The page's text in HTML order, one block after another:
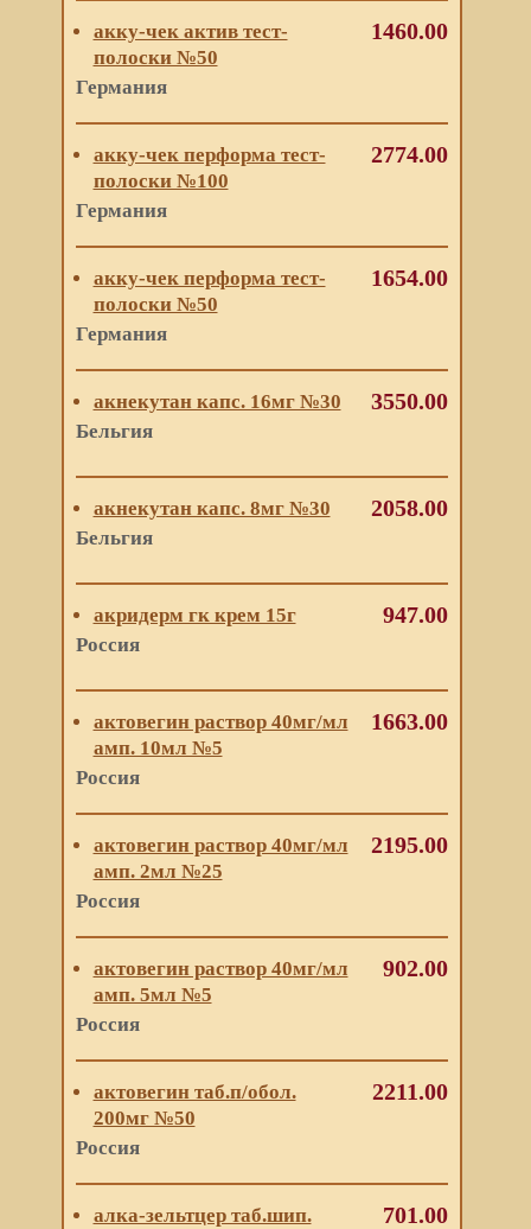
акку-чек актив тест-
полоски №50
Германия
1460.00
акку-чек перформа тест-
полоски №100
Германия
2774.00
акку-чек перформа тест-
полоски №50
Германия
1654.00
акнекутан капс. 16мг №30
Бельгия
3550.00
акнекутан капс. 8мг №30
Бельгия
2058.00
акридерм гк крем 15г
Россия
947.00
актовегин раствор 40мг/мл
амп. 10мл №5
Россия
1663.00
актовегин раствор 40мг/мл
амп. 2мл №25
Россия
2195.00
актовегин раствор 40мг/мл
амп. 5мл №5
Россия
902.00
актовегин таб.п/обол.
200мг №50
Россия
2211.00
алка-зельтцер таб.шип.
701.00